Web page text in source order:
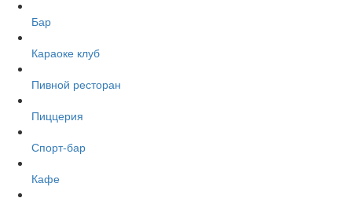
Бар
Караоке клуб
Пивной ресторан
Пиццерия
Спорт-бар
Кафе